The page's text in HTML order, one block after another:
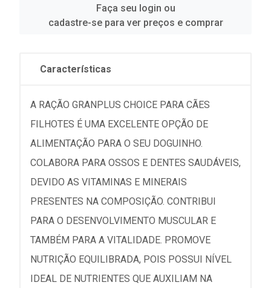
Faça seu login ou
cadastre-se para ver preços e comprar
Características
A RAÇÃO GRANPLUS CHOICE PARA CÃES
FILHOTES É UMA EXCELENTE OPÇÃO DE
ALIMENTAÇÃO PARA O SEU DOGUINHO.
COLABORA PARA OSSOS E DENTES SAUDÁVEIS,
DEVIDO AS VITAMINAS E MINERAIS
PRESENTES NA COMPOSIÇÃO. CONTRIBUI
PARA O DESENVOLVIMENTO MUSCULAR E
TAMBÉM PARA A VITALIDADE. PROMOVE
NUTRIÇÃO EQUILIBRADA, POIS POSSUI NÍVEL
IDEAL DE NUTRIENTES QUE AUXILIAM NA